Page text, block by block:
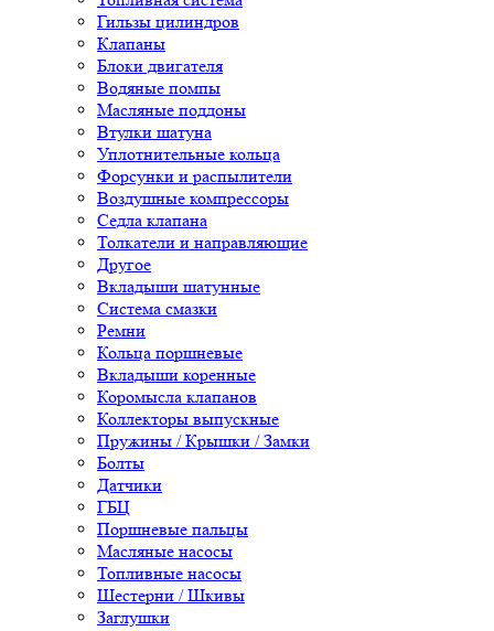
Гильзы цилиндров
Клапаны
Блоки двигателя
Водяные помпы
Масляные поддоны
Втулки шатуна
Уплотнительные кольца
Форсунки и распылители
Воздушные компрессоры
Седла клапана
Толкатели и направляющие
Другое
Вкладыши шатунные
Система смазки
Ремни
Кольца поршневые
Вкладыши коренные
Коромысла клапанов
Коллекторы выпускные
Пружины / Крышки / Замки
Болты
Датчики
ГБЦ
Поршневые пальцы
Масляные насосы
Топливные насосы
Шестерни / Шкивы
Заглушки